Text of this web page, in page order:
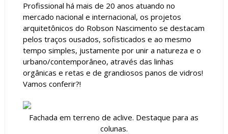
Profissional há mais de 20 anos atuando no
mercado nacional e internacional, os projetos
arquitetônicos do Robson Nascimento se destacam
pelos traços ousados, sofisticados e ao mesmo
tempo simples, justamente por unir a natureza e o
urbano/contemporâneo, através das linhas
orgânicas e retas e de grandiosos panos de vidros!
Vamos conferir?!
Fachada em terreno de aclive. Destaque para as
colunas.